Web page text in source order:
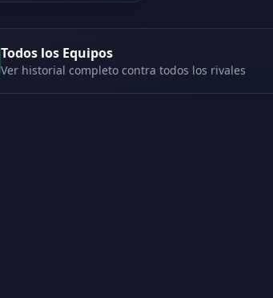
Todos los Equipos
Ver historial completo contra todos los rivales